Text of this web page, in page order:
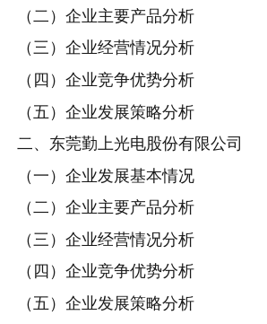
（二）企业主要产品分析
（三）企业经营情况分析
（四）企业竞争优势分析
（五）企业发展策略分析
二、东莞勤上光电股份有限公司
（一）企业发展基本情况
（二）企业主要产品分析
（三）企业经营情况分析
（四）企业竞争优势分析
（五）企业发展策略分析